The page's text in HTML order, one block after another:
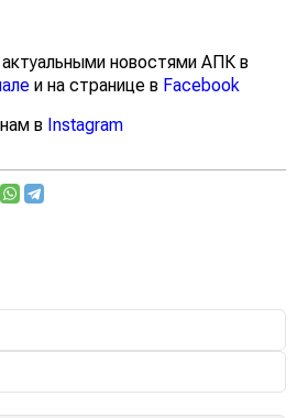
новостями АПК в
и на странице в Facebook
в Instagram